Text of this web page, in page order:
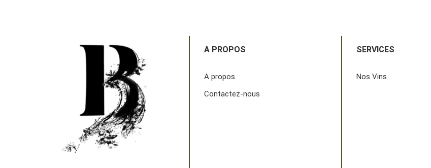
A PROPOS
A propos
Contactez-nous
SERVICES
Nos Vins